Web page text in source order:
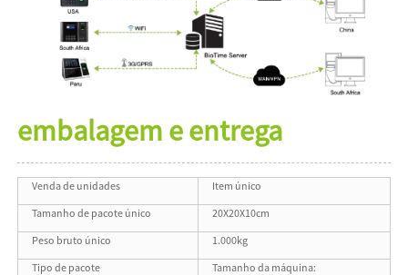
embalagem e entrega
Venda de unidades
Item único
Tamanho de pacote único
20X20X10cm
Peso bruto único
1.000kg
Tipo de pacote
Tamanho da máquina: